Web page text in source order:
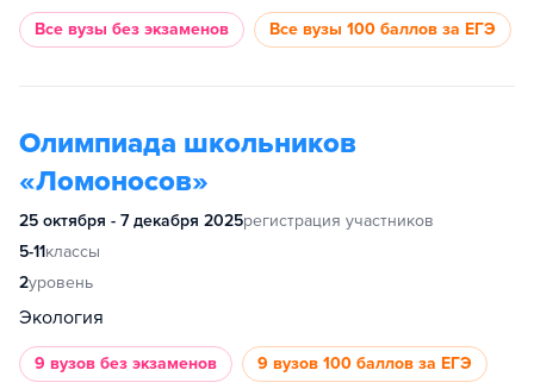
Все вузы без экзаменов Все вузы 100 баллов за ЕГЭ
Олимпиада школьников
«Ломоносов»
25 октября - 7 декабря 2025регистрация участников
5-11классы
2уровень
Экология
9 вузов без экзаменов 9 вузов 100 баллов за ЕГЭ